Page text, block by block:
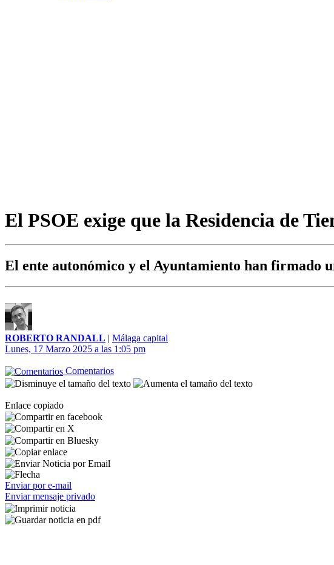
El PSOE exige que la Residencia de
El ente autonómico y el Ayuntamiento han firmado
ROBERTO RANDALL | Málaga capital
Lunes, 17 Marzo 2025 a las 1:05 pm
Comentarios
Enlace copiado
Enviar por e-mail
Enviar mensaje privado